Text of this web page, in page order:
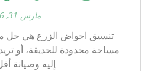
مارس 31, 2026
تنسيق احواض الزرع هي حل
مساحة محدودة للحديقة، أو
إليه وصيانة